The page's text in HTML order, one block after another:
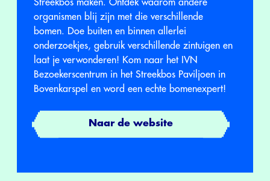
Streekbos maken. Ontdek waarom andere
organismen blij zijn met die verschillende
bomen. Doe buiten en binnen allerlei
onderzoekjes, gebruik verschillende zintuigen en
laat je verwonderen! Kom naar het IVN
Bezoekerscentrum in het Streekbos Paviljoen in
Bovenkarspel en word een echte bomenexpert!
Naar de website